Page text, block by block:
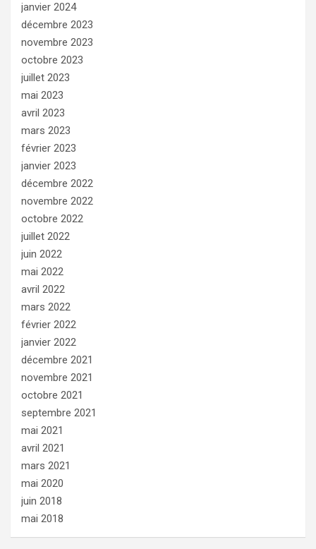
janvier 2024
décembre 2023
novembre 2023
octobre 2023
juillet 2023
mai 2023
avril 2023
mars 2023
février 2023
janvier 2023
décembre 2022
novembre 2022
octobre 2022
juillet 2022
juin 2022
mai 2022
avril 2022
mars 2022
février 2022
janvier 2022
décembre 2021
novembre 2021
octobre 2021
septembre 2021
mai 2021
avril 2021
mars 2021
mai 2020
juin 2018
mai 2018